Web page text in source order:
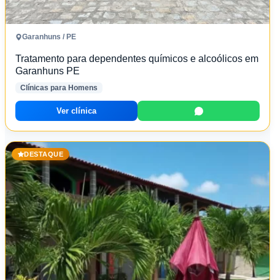
Garanhuns / PE
Tratamento para dependentes químicos e alcoólicos em
Garanhuns PE
Clínicas para Homens
Ver clínica
DESTAQUE